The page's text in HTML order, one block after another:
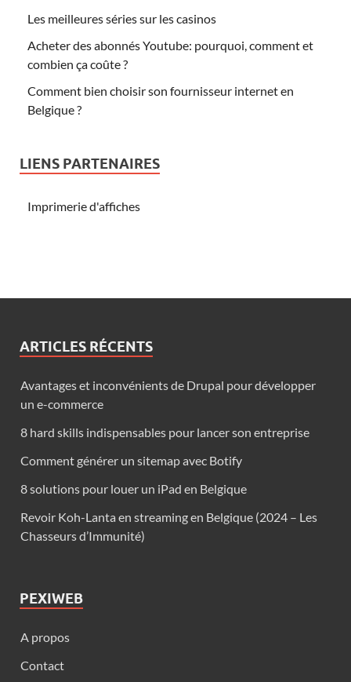
Les meilleures séries sur les casinos
Acheter des abonnés Youtube: pourquoi, comment et
combien ça coûte ?
Comment bien choisir son fournisseur internet en
Belgique ?
LIENS PARTENAIRES
Imprimerie d'affiches
ARTICLES RÉCENTS
Avantages et inconvénients de Drupal pour développer
un e-commerce
8 hard skills indispensables pour lancer son entreprise
Comment générer un sitemap avec Botify
8 solutions pour louer un iPad en Belgique
Revoir Koh-Lanta en streaming en Belgique (2024 – Les
Chasseurs d’Immunité)
PEXIWEB
A propos
Contact